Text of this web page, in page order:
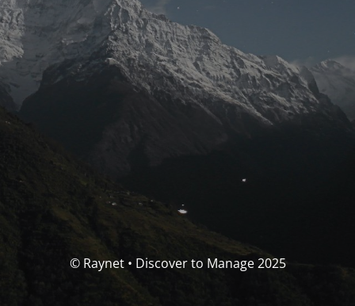
© Raynet • Discover to Manage 2025